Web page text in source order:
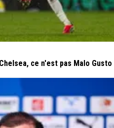
ce n'est pas Malo Gusto